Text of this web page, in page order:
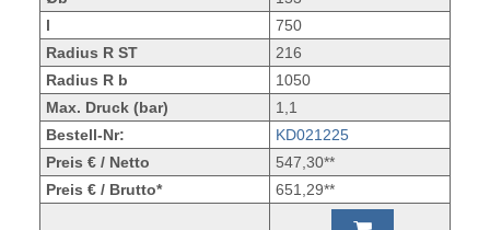
l
750
Radius R ST
216
Radius R b
1050
Max. Druck (bar)
1,1
Bestell-Nr:
KD021225
Preis € / Netto
547,30**
Preis € / Brutto*
651,29**